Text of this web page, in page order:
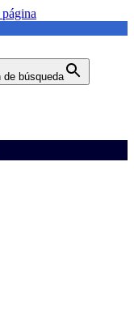
de búsqueda